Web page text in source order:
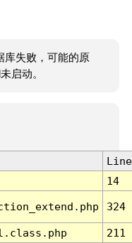
库失败，可能的原
启动。
Line
14
324
211